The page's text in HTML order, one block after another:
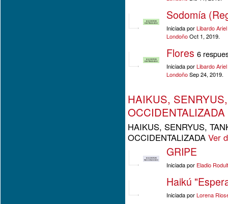
ESCRITOR
DISTINGUIDO
Sodomía
Iniciada porLibardo
LondoñoOct 1, 2019.
ESCRITOR
DISTINGUIDO
Flores 6
Iniciada porLibardo
LondoñoSep 24, 2019.
HAIKUS,
OCCIDENTALIZADA
HAIKUS, SENRYUS,
OCCIDENTALIZADA Ver
ESCRITOR
RECONOCIDO
GRIPE
Iniciada por Eladio
Haikú
Iniciada porLorena